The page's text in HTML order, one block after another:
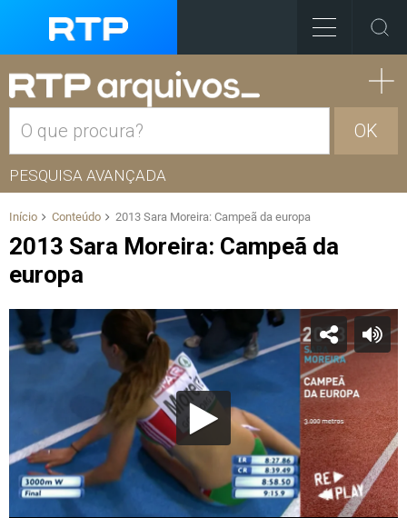
OK
PESQUISA AVANÇADA
Início Conteúdo 2013 Sara Moreira: Campeã da europa
2013 Sara Moreira: Campeã da
europa